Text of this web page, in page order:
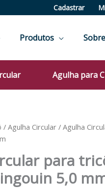
Cadastrar
Produtos Sobre
Agulha para
/ Agulha Circular / Agulha
para
5,0